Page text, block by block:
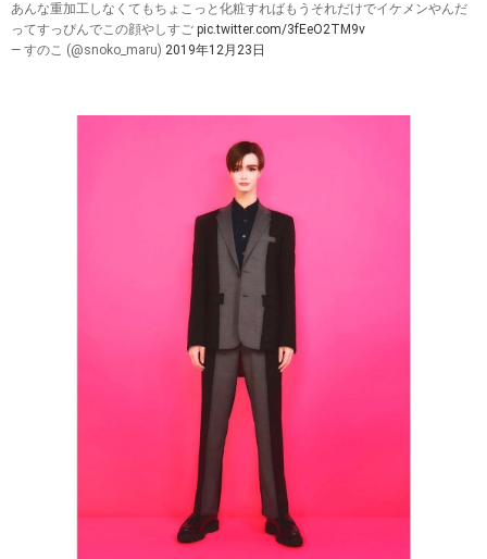
あんな重加工しなくてもちょこっと化粧すればもうそれだけでイケメンやんだ
ってすっぴんでこの顔やしすご pic.twitter.com/3fEeO2TM9v
— すのこ (@snoko_maru) 2019年12月23日